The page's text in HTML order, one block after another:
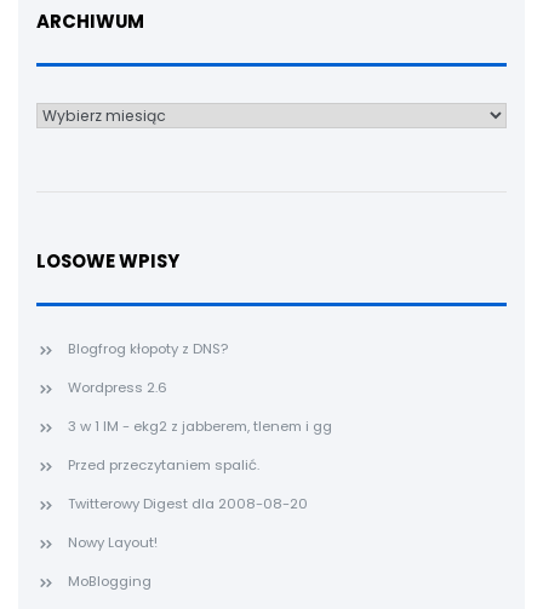
ARCHIWUM
Archiwum
LOSOWE WPISY
Blogfrog kłopoty z DNS?
Wordpress 2.6
3 w 1 IM - ekg2 z jabberem, tlenem i gg
Przed przeczytaniem spalić.
Twitterowy Digest dla 2008-08-20
Nowy Layout!
MoBlogging